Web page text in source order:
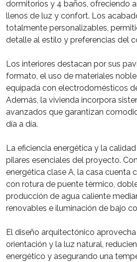
dormitorios y 4 baños, ofreciendo
llenos de luz y confort. Los
totalmente personalizables,
detalle al estilo y preferencias del
Los interiores destacan por sus
formato, el uso de materiales
equipada con electrodomésticos
Además, la vivienda incorpora
avanzados que garantizan
día a día.
La eficiencia energética y la
pilares esenciales del proyecto.
energética clase A, la casa cuenta
con rotura de puente térmico,
producción de agua caliente
renovables e iluminación de bajo
El diseño arquitectónico
orientación y la luz natural,
energético y asegurando una